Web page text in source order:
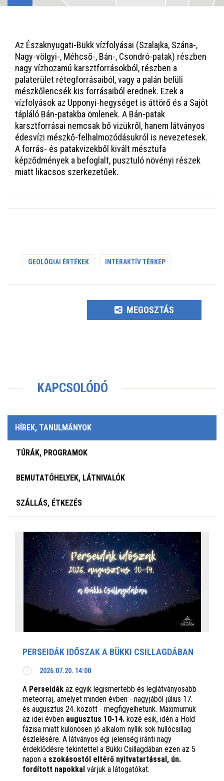
Az Északnyugati-Bükk vízfolyásai (Szalajka, Szána-,
Nagy-völgyi-, Méhcső-, Bán-, Csondró-patak) részben
nagy vízhozamú karsztforrásokból, részben a
palaterület rétegforrásaiból, vagy a palán belüli
mészkőlencsék kis forrásaiból erednek. Ezek a
vízfolyások az Upponyi-hegységet is áttörő és a Sajót
tápláló Bán-patakba ömlenek. A Bán-patak
karsztforrásai nemcsak bő vizükről, hanem látványos
édesvízi mészkő-felhalmozódásukról is nevezetesek.
A forrás- és patakvizekből kivált mésztufa
képződmények a befoglalt, pusztuló növényi részek
miatt likacsos szerkezetűek.
GEOLÓGIAI ÉRTÉKEK INTERAKTÍV TÉRKÉP
MEGOSZTÁS
KAPCSOLÓDÓ
HÍREK, TANULMÁNYOK
TÚRÁK, PROGRAMOK
BEMUTATÓHELYEK, LÁTNIVALÓK
SZÁLLÁS, ÉTKEZÉS
PERSEIDÁK IDŐSZAK A BÜKKI CSILLAGDÁBAN
2026.07.20. 14:00
A Perseidák az egyik legismertebb és leglátványosabb
meteorraj, amelyet minden évben - nagyjából július 17.
és augusztus 24. között - megfigyelhetünk. Maximumuk
az idei évben augusztus 10-14. közé esik, idén a Hold
fázisa miatt különösen jó alkalom nyílik sok hullócsillag
észlelésére. A látványos égi jelenség iránti nagy
érdeklődésre tekintettel a Bükki Csillagdában ezen az 5
napon a szokásostól eltérő nyitvatartással, ún.
fordított napokkal várjuk a látogatókat.